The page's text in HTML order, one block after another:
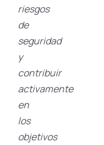
riesgos
de
seguridad
y
contribuir
activamente
en
los
objetivos